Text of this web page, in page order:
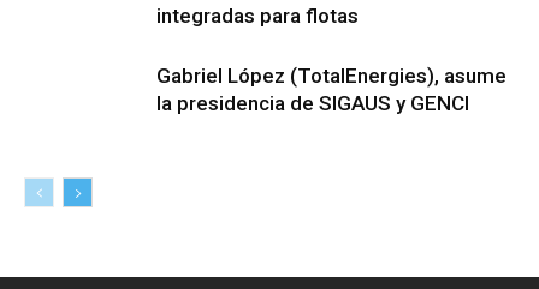
integradas para flotas
Gabriel López (TotalEnergies), asume
la presidencia de SIGAUS y GENCI